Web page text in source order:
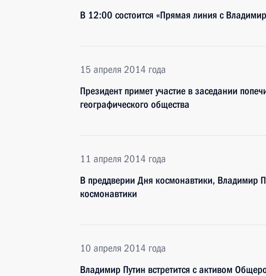
В 12:00 состоится «Прямая линия с
15 апреля 2014 года
Президент примет участие в заседании
географического общества
11 апреля 2014 года
В преддверии Дня космонавтики, Владимир
космонавтики
10 апреля 2014 года
Владимир Путин встретится с активом